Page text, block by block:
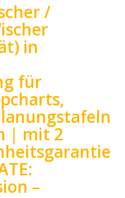
/
in
für
| mit 2
–